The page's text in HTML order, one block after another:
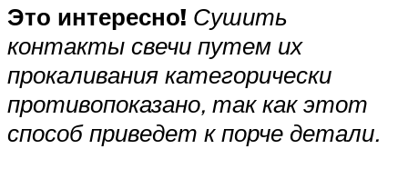
Это интересно! Сушить
контакты свечи путем их
прокаливания категорически
противопоказано, так как этот
способ приведет к порче детали.